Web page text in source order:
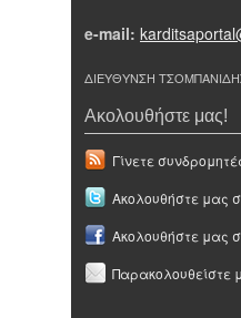
e-mail:
ΔΙΕΥΘΥΝΣΗ
Ακολουθήστε μας!
Γίνετε
Ακολουθήστε μας
Ακολουθήστε μας
Παρακολουθείστε